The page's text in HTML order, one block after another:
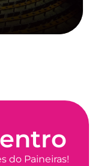
do Paineiras!